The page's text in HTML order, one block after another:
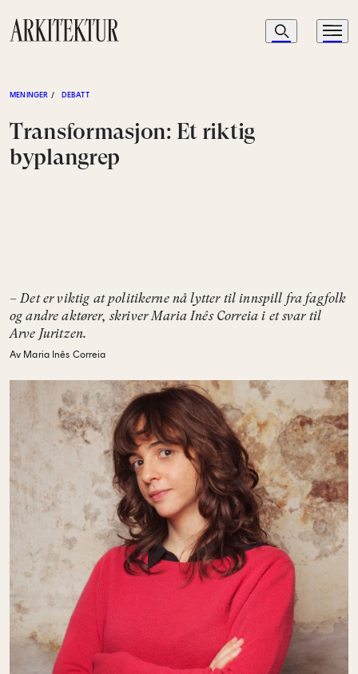
Navigasjon
Søk Meny
MENINGER / DEBATT
Transformasjon: Et riktig
byplangrep
– Det er viktig at politikerne nå lytter til innspill fra fagfolk
og andre aktører, skriver Maria Inês Correia i et svar til
Arve Juritzen.
Av Maria Inês Correia